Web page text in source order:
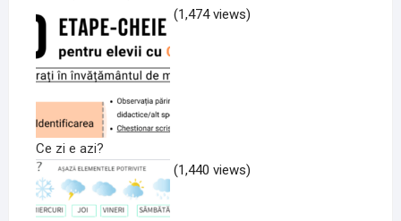
(1,474 views)
Ce zi e azi?
(1,440 views)